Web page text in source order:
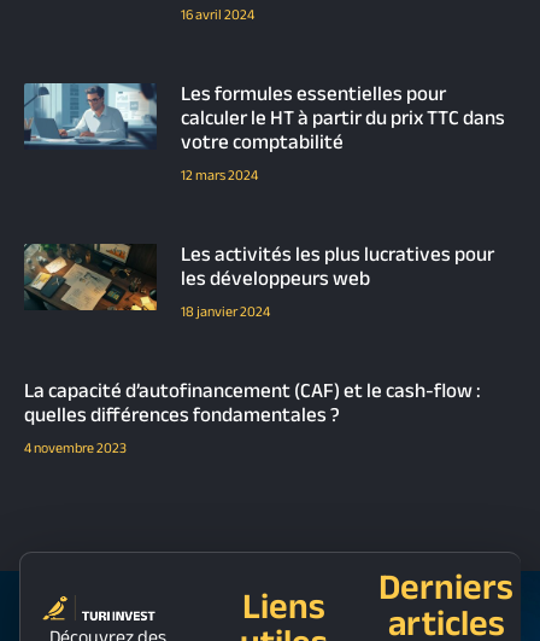
16 avril 2024
Les formules essentielles pour
calculer le HT à partir du prix TTC dans
votre comptabilité
12 mars 2024
Les activités les plus lucratives pour
les développeurs web
18 janvier 2024
La capacité d’autofinancement (CAF) et le cash-flow :
quelles différences fondamentales ?
4 novembre 2023
Liens Derniers
articles